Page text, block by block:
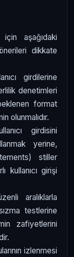
aşağıdaki
dikkate
girdilerine
denetimleri
format
olunmalıdır.
girdisini
yerine,
stiller
kullanıcı girişi
aralıklarla
testlerine
zafiyetlerini
izlenmesi